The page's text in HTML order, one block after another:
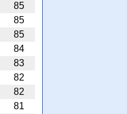
85
85
85
84
83
82
82
81